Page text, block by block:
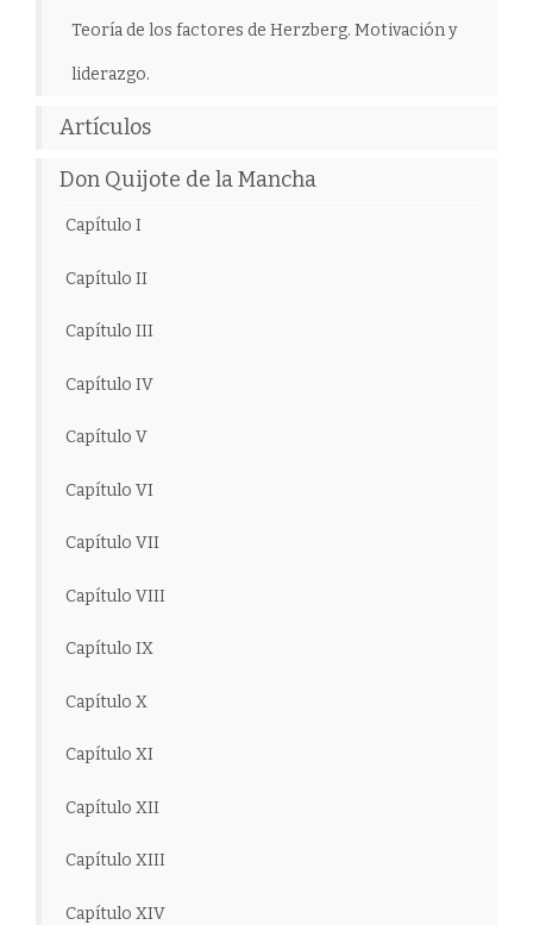
Teoría de los factores de Herzberg. Motivación y
liderazgo.
Artículos
Don Quijote de la Mancha
Capítulo I
Capítulo II
Capítulo III
Capítulo IV
Capítulo V
Capítulo VI
Capítulo VII
Capítulo VIII
Capítulo IX
Capítulo X
Capítulo XI
Capítulo XII
Capítulo XIII
Capítulo XIV